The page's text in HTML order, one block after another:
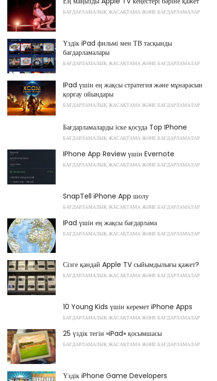
БАҒДАРЛАМАЛЫҚ ЖАСАҚТАМА ЖӘНЕ БАҒДАРЛАМАЛАР
Үздік iPad фильмі мен ТВ тасқынды
бағдарламалары
БАҒДАРЛАМАЛЫҚ ЖАСАҚТАМА ЖӘНЕ БАҒДАРЛАМАЛАР
IPad үшін ең жақсы стратегия және мұнарасын
қорғау ойындары
БАҒДАРЛАМАЛЫҚ ЖАСАҚТАМА ЖӘНЕ БАҒДАРЛАМАЛАР
Бағдарламаларды іске қосуда Top IPhone
БАҒДАРЛАМАЛЫҚ ЖАСАҚТАМА ЖӘНЕ БАҒДАРЛАМАЛАР
IPhone App Review үшін Evernote
БАҒДАРЛАМАЛЫҚ ЖАСАҚТАМА ЖӘНЕ БАҒДАРЛАМАЛАР
SnapTell iPhone App шолу
БАҒДАРЛАМАЛЫҚ ЖАСАҚТАМА ЖӘНЕ БАҒДАРЛАМАЛАР
IPad үшін ең жақсы бағдарлама
БАҒДАРЛАМАЛЫҚ ЖАСАҚТАМА ЖӘНЕ БАҒДАРЛАМАЛАР
Сізге қандай Apple TV сыйымдылығы қажет?
БАҒДАРЛАМАЛЫҚ ЖАСАҚТАМА ЖӘНЕ БАҒДАРЛАМАЛАР
10 Young Kids үшін керемет iPhone Apps
БАҒДАРЛАМАЛЫҚ ЖАСАҚТАМА ЖӘНЕ БАҒДАРЛАМАЛАР
25 үздік тегін «iPad» қосымшасы
БАҒДАРЛАМАЛЫҚ ЖАСАҚТАМА ЖӘНЕ БАҒДАРЛАМАЛАР
Үздік iPhone Game Developers